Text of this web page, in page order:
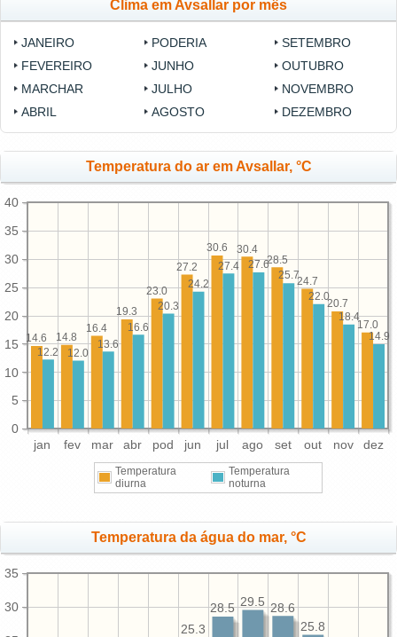
Clima em Avsallar por mês
JANEIRO
FEVEREIRO
MARCHAR
ABRIL
PODERIA
JUNHO
JULHO
AGOSTO
SETEMBRO
OUTUBRO
NOVEMBRO
DEZEMBRO
Temperatura do ar em Avsallar, °C
jan fev mar abr pod jun jul ago set out nov dez
0
5
10
15
20
25
30
35
40
17.0
20.7
24.7
28.5
30.4
30.6
27.2
23.0
19.3
16.4
14.8
14.6 14.9
18.4
22.0
25.7
27.6
27.4
24.2
20.3
16.6
13.6
12.0
12.2
Temperatura
diurna
Temperatura
noturna
Temperatura da água do mar, °C
30
35
25.8
28.6
29.5
28.5
25.3